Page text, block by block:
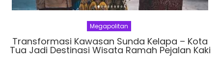
Megapolitan
Transformasi Kawasan Sunda Kelapa – Kota
Tua Jadi Destinasi Wisata Ramah Pejalan Kaki